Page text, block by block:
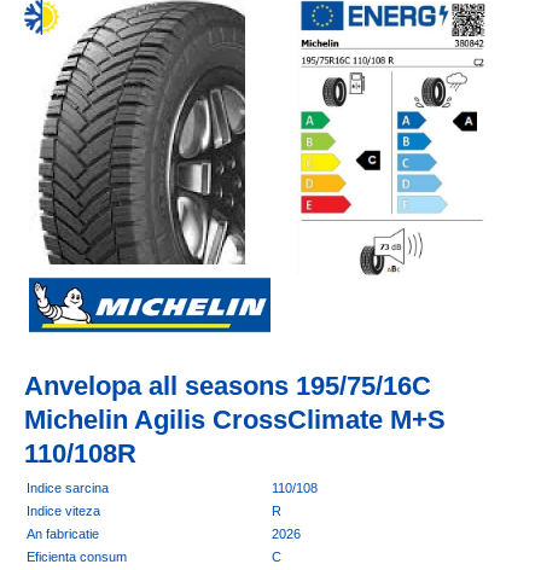
Anvelopa all seasons 195/75/16C
Michelin Agilis CrossClimate M+S
110/108R
Indice sarcina
110/108
Indice viteza
R
An fabricatie
2026
Eficienta consum
C